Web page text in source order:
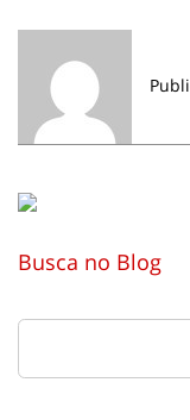
Busca no Blog